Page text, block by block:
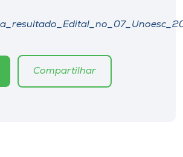
Compartilhar